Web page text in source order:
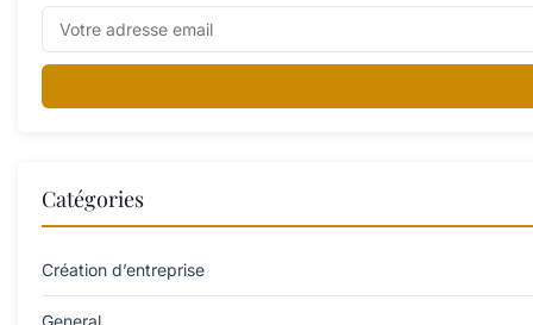
Catégories
Création d’entreprise